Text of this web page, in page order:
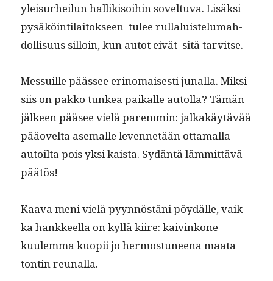
yleisurheilun hal­lik­isoi­hin sovel­tu­va. Lisäk­si
pysäköin­ti­laitok­seen tulee rul­laluis­telumah­
dol­lisu­us sil­loin, kun autot eivät sitä tarvitse.
Mes­suille päässee eri­no­mais­es­ti junal­la. Mik­si
siis on pakko tunkea paikalle autol­la? Tämän
jäl­keen pääsee vielä parem­min: jalka­käytävää
pääovelta ase­malle leven­netään otta­mal­la
autoil­ta pois yksi kaista. Sydän­tä läm­mit­tävä
päätös!
Kaa­va meni vielä pyyn­nöstäni pöy­dälle, vaik­
ka han­kkeel­la on kyl­lä kiire: kaivinkone
kuulem­ma kuopii jo her­mostuneena maa­ta
ton­tin reunalla.